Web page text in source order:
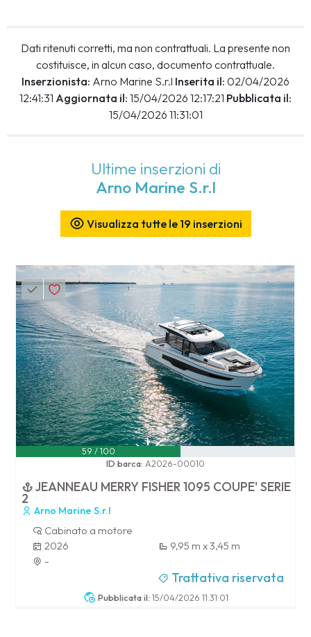
Dati ritenuti corretti, ma non contrattuali. La presente non
costituisce, in alcun caso, documento contrattuale.
Inserzionista: Arno Marine S.r.l Inserita il: 02/04/2026
12:41:31 Aggiornata il: 15/04/2026 12:17:21 Pubblicata il:
15/04/2026 11:31:01
Ultime inserzioni di
Arno Marine S.r.l
Visualizza tutte le 19 inserzioni
Pubblicata il: 15/04/2026 11:31:01
59 / 100
ID barca: A2026-00010
JEANNEAU MERRY FISHER 1095 COUPE' SERIE
2
Arno Marine S.r.l
Cabinato a motore
2026
9,95 m x 3,45 m
-
Trattativa riservata